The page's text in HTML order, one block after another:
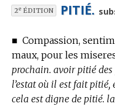
2eÉDITION PITIÉ.
■ Compassion,
maux, pour les
prochain. avoir pitié des
l’estat où il est fait
cela est digne de pitié.